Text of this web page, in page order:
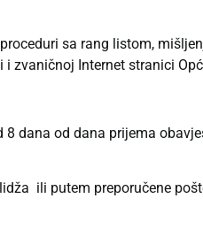
sa rang listom,
zvaničnoj Internet stranici
dana od dana prijema
ili putem preporučene